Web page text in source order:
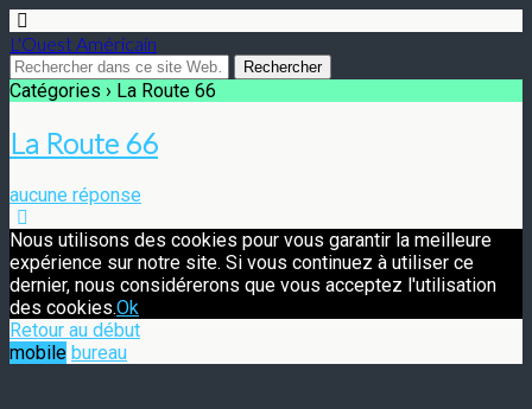
L'Ouest Américain
Catégories › La Route 66
La Route 66
aucune réponse
Nous utilisons des cookies pour vous garantir la meilleure
expérience sur notre site. Si vous continuez à utiliser ce
dernier, nous considérerons que vous acceptez l'utilisation
des cookies.Ok
Retour au début
mobile bureau